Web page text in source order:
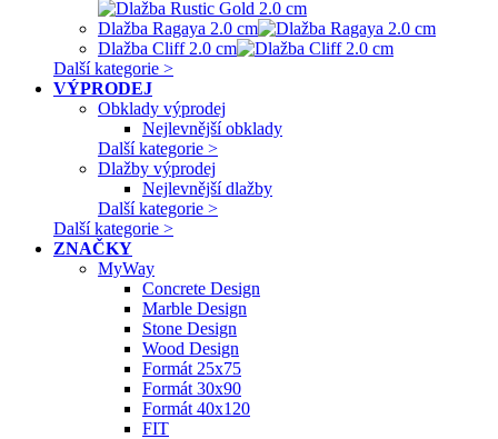
Dlažba Ragaya 2.0 cm
Dlažba Cliff 2.0 cm
Další kategorie >
VÝPRODEJ
Obklady výprodej
Nejlevnější obklady
Další kategorie >
Dlažby výprodej
Nejlevnější dlažby
Další kategorie >
Další kategorie >
ZNAČKY
MyWay
Concrete Design
Marble Design
Stone Design
Wood Design
Formát 25x75
Formát 30x90
Formát 40x120
FIT